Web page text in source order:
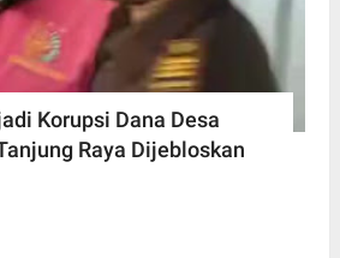
Korupsi Dana Desa
Raya Dijebloskan